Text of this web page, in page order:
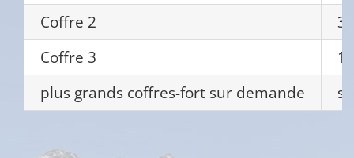
Coffre 2
Coffre 3
plus grands coffres-fort sur demande